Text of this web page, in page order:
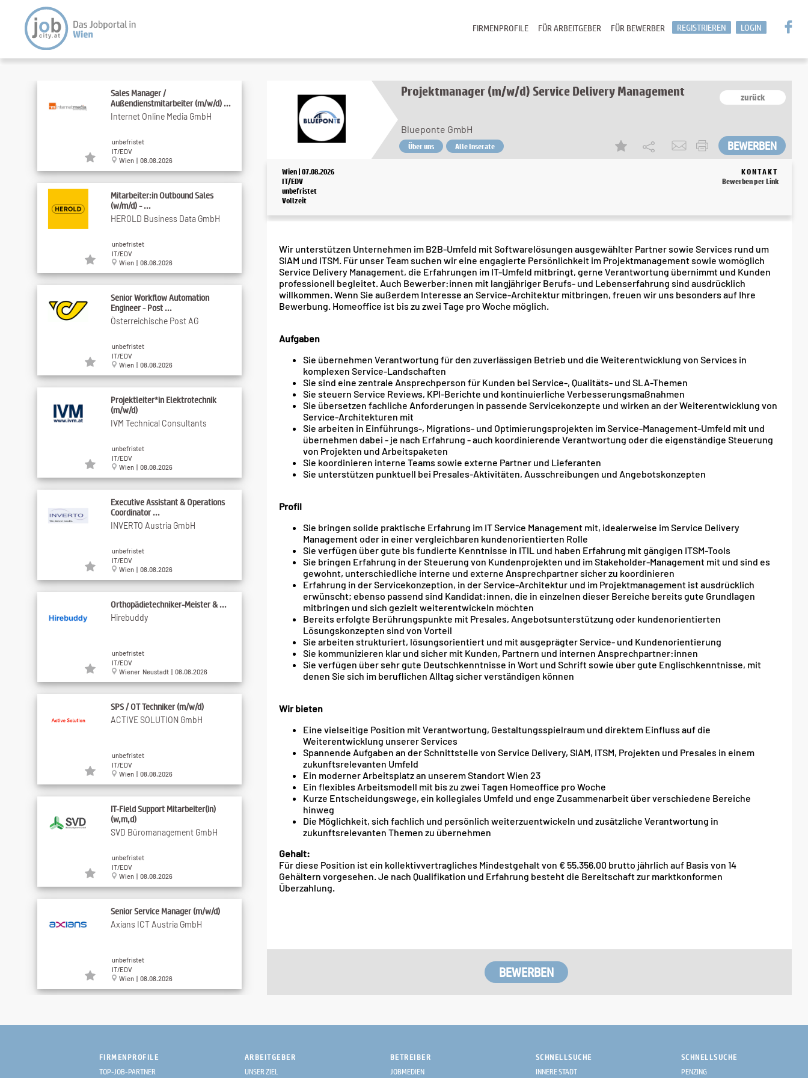
LOGIN
REGISTRIEREN
FÜR BEWERBER
FÜR ARBEITGEBER
FIRMENPROFILE
Projektmanager (m/w/d) Service Delivery Management zurück
Blueponte GmbH
Über uns Alle Inserate
Wien | 07.08.2026
IT/EDV
unbefristet
Vollzeit
KONTAKT
Bewerben per Link
Wir unterstützen Unternehmen im B2B-Umfeld mit Softwarelösungen ausgewählter Partner sowie Services rund um
SIAM und ITSM. Für unser Team suchen wir eine engagierte Persönlichkeit im Projektmanagement sowie womöglich
Service Delivery Management, die Erfahrungen im IT-Umfeld mitbringt, gerne Verantwortung übernimmt und Kunden
professionell begleitet. Auch Bewerber:innen mit langjähriger Berufs- und Lebenserfahrung sind ausdrücklich
willkommen. Wenn Sie außerdem Interesse an Service-Architektur mitbringen, freuen wir uns besonders auf Ihre
Bewerbung. Homeoffice ist bis zu zwei Tage pro Woche möglich.
Aufgaben
Sie übernehmen Verantwortung für den zuverlässigen Betrieb und die Weiterentwicklung von Services in
komplexen Service-Landschaften
Sie sind eine zentrale Ansprechperson für Kunden bei Service-, Qualitäts- und SLA-Themen
Sie steuern Service Reviews, KPI-Berichte und kontinuierliche Verbesserungsmaßnahmen
Sie übersetzen fachliche Anforderungen in passende Servicekonzepte und wirken an der Weiterentwicklung von
Service-Architekturen mit
Sie arbeiten in Einführungs-, Migrations- und Optimierungsprojekten im Service-Management-Umfeld mit und
übernehmen dabei - je nach Erfahrung - auch koordinierende Verantwortung oder die eigenständige Steuerung
von Projekten und Arbeitspaketen
Sie koordinieren interne Teams sowie externe Partner und Lieferanten
Sie unterstützen punktuell bei Presales-Aktivitäten, Ausschreibungen und Angebotskonzepten
Profil
Sie bringen solide praktische Erfahrung im IT Service Management mit, idealerweise im Service Delivery
Management oder in einer vergleichbaren kundenorientierten Rolle
Sie verfügen über gute bis fundierte Kenntnisse in ITIL und haben Erfahrung mit gängigen ITSM-Tools
Sie bringen Erfahrung in der Steuerung von Kundenprojekten und im Stakeholder-Management mit und sind es
gewohnt, unterschiedliche interne und externe Ansprechpartner sicher zu koordinieren
Erfahrung in der Servicekonzeption, in der Service-Architektur und im Projektmanagement ist ausdrücklich
erwünscht; ebenso passend sind Kandidat:innen, die in einzelnen dieser Bereiche bereits gute Grundlagen
mitbringen und sich gezielt weiterentwickeln möchten
Bereits erfolgte Berührungspunkte mit Presales, Angebotsunterstützung oder kundenorientierten
Lösungskonzepten sind von Vorteil
Sie arbeiten strukturiert, lösungsorientiert und mit ausgeprägter Service- und Kundenorientierung
Sie kommunizieren klar und sicher mit Kunden, Partnern und internen Ansprechpartner:innen
Sie verfügen über sehr gute Deutschkenntnisse in Wort und Schrift sowie über gute Englischkenntnisse, mit
denen Sie sich im beruflichen Alltag sicher verständigen können
Wir bieten
Eine vielseitige Position mit Verantwortung, Gestaltungsspielraum und direktem Einfluss auf die
Weiterentwicklung unserer Services
Spannende Aufgaben an der Schnittstelle von Service Delivery, SIAM, ITSM, Projekten und Presales in einem
zukunftsrelevanten Umfeld
Ein moderner Arbeitsplatz an unserem Standort Wien 23
Ein flexibles Arbeitsmodell mit bis zu zwei Tagen Homeoffice pro Woche
Kurze Entscheidungswege, ein kollegiales Umfeld und enge Zusammenarbeit über verschiedene Bereiche
hinweg
Die Möglichkeit, sich fachlich und persönlich weiterzuentwickeln und zusätzliche Verantwortung in
zukunftsrelevanten Themen zu übernehmen
Gehalt:
Für diese Position ist ein kollektivvertragliches Mindestgehalt von € 55.356,00 brutto jährlich auf Basis von 14
Gehältern vorgesehen. Je nach Qualifikation und Erfahrung besteht die Bereitschaft zur marktkonformen
Überzahlung.
Sales Manager /
Außendienstmitarbeiter (m/w/d) ...
Internet Online Media GmbH
unbefristet
IT/EDV
Wien | 08.08.2026
Mitarbeiter:in Outbound Sales
(w/m/d) - ...
HEROLD Business Data GmbH
unbefristet
IT/EDV
Wien | 08.08.2026
Senior Workflow Automation
Engineer - Post ...
Österreichische Post AG
unbefristet
IT/EDV
Wien | 08.08.2026
Projektleiter*in Elektrotechnik
(m/w/d)
IVM Technical Consultants
unbefristet
IT/EDV
Wien | 08.08.2026
Executive Assistant & Operations
Coordinator ...
INVERTO Austria GmbH
unbefristet
IT/EDV
Wien | 08.08.2026
Orthopädietechniker-Meister & ...
Hirebuddy
unbefristet
IT/EDV
Wiener Neustadt | 08.08.2026
SPS / OT Techniker (m/w/d)
ACTIVE SOLUTION GmbH
unbefristet
IT/EDV
Wien | 08.08.2026
IT-Field Support Mitarbeiter(in)
(w,m,d)
SVD Büromanagement GmbH
unbefristet
IT/EDV
Wien | 08.08.2026
Senior Service Manager (m/w/d)
Axians ICT Austria GmbH
unbefristet
IT/EDV
Wien | 08.08.2026
(m/w/d)
unbefristet
IT/EDV
FIRMENPROFILE
TOP-JOB-PARTNER
ARBEITGEBER
UNSER ZIEL
BETREIBER
JOBMEDIEN
SCHNELLSUCHE
INNERE STADT
SCHNELLSUCHE
PENZING